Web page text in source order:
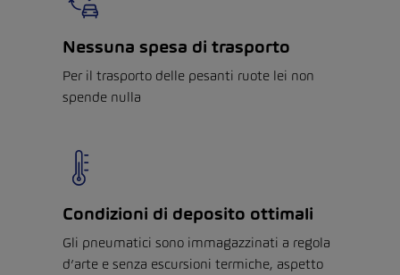
Nessuna spesa di trasporto
Per il trasporto delle pesanti ruote lei non
spende nulla
Condizioni di deposito ottimali
Gli pneumatici sono immagazzinati a regola
d’arte e senza escursioni termiche, aspetto